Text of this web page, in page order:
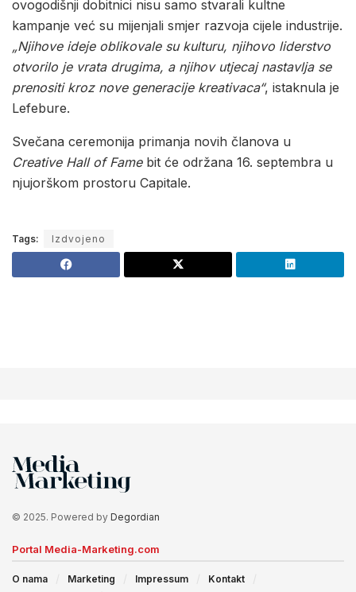
ovogodišnji dobitnici nisu samo stvarali kultne
kampanje već su mijenjali smjer razvoja cijele industrije.
„Njihove ideje oblikovale su kulturu, njihovo liderstvo
otvorilo je vrata drugima, a njihov utjecaj nastavlja se
prenositi kroz nove generacije kreativaca“, istaknula je
Lefebure.
Svečana ceremonija primanja novih članova u
Creative Hall of Famebit će održana 16. septembra u
njujorškom prostoru Capitale.
Tags: Izdvojeno
© 2025. Powered by Degordian
Portal Media-Marketing.com
O nama Marketing Impressum
Kontakt